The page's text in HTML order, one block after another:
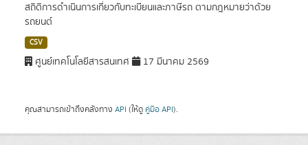
สถิติการดำเนินการเกี่ยวกับทะเบียนและภาษีรถ ตามกฎหมายว่าด้วย
รถยนต์
CSV
ศูนย์เทคโนโลยีสารสนเทศ 17 มีนาคม 2569
คุณสามารถเข้าถึงคลังทาง API (ให้ดู คู่มือ API).